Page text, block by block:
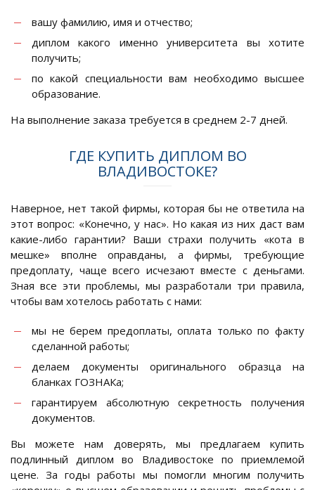
вашу фамилию, имя и отчество;
диплом какого именно университета вы хотите
получить;
по какой специальности вам необходимо высшее
образование.
На выполнение заказа требуется в среднем 2-7 дней.
ГДЕ КУПИТЬ ДИПЛОМ ВО
ВЛАДИВОСТОКЕ?
Наверное, нет такой фирмы, которая бы не ответила на
этот вопрос: «Конечно, у нас». Но какая из них даст вам
какие-либо гарантии? Ваши страхи получить «кота в
мешке» вполне оправданы, а фирмы, требующие
предоплату, чаще всего исчезают вместе с деньгами.
Зная все эти проблемы, мы разработали три правила,
чтобы вам хотелось работать с нами:
мы не берем предоплаты, оплата только по факту
сделанной работы;
делаем документы оригинального образца на
бланках ГОЗНАКа;
гарантируем абсолютную секретность получения
документов.
Вы можете нам доверять, мы предлагаем купить
подлинный диплом во Владивостоке по приемлемой
цене. За годы работы мы помогли многим получить